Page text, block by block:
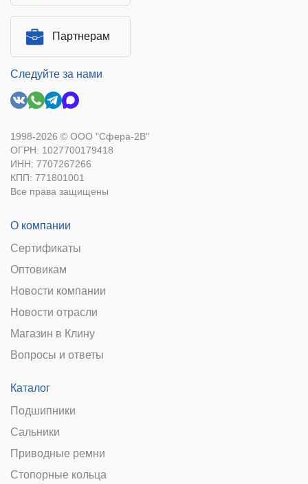
Партнерам
Следуйте за нами
1998-2026 © ООО "Сфера-2В"
ОГРН: 1027700179418
ИНН: 7707267266
КПП: 771801001
Все права защищены
О компании
Сертификаты
Оптовикам
Новости компании
Новости отрасли
Магазин в Клину
Вопросы и ответы
Каталог
Подшипники
Сальники
Приводные ремни
Стопорные кольца